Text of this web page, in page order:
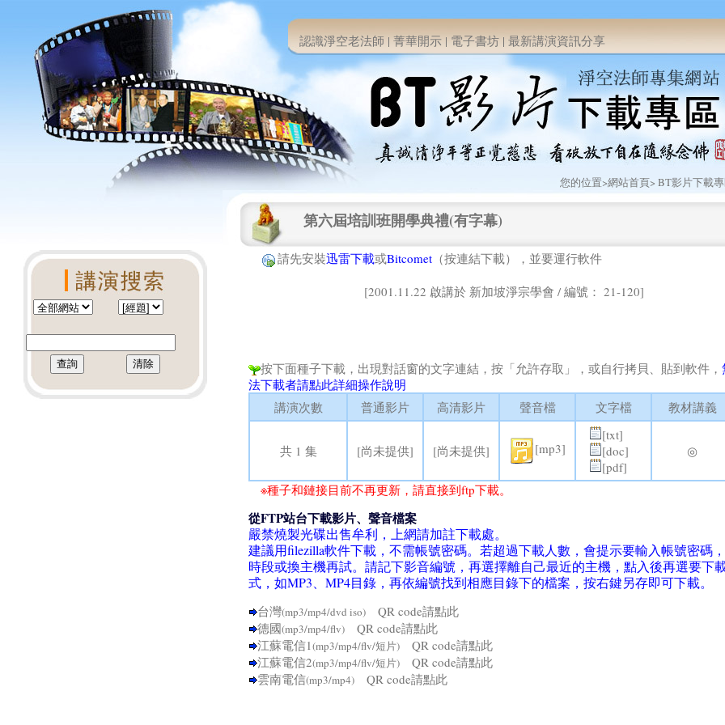
認識淨空老法師 | 菁華開示 | 電子書坊 | 最新講演資訊分享
您的位置>網站首頁> BT影片下載
第六屆培訓班開學典禮(有字幕)
請先安裝迅雷下載或Bitcomet （按連結下載），並要運行軟件
[2001.11.22 啟講於 新加坡淨宗學會 / 編號： 21-120]
按下面種子下載，出現對話窗的文字連結，按「允許存取」，或自行拷貝、貼到軟件，
法下載者請點此詳細操作說明
講演次數
普通影片 高清影片 聲音檔 文字檔 教材講義
共 1 集 [尚未提供] [尚未提供] [mp3]
[txt]
[doc]
[pdf]
◎
※種子和鏈接目前不再更新，請直接到ftp下載。
從FTP站台下載影片、聲音檔案
嚴禁燒製光碟出售牟利，上網請加註下載處。
建議用filezilla軟件下載，不需帳號密碼。若超過下載人數，會提示要輸入帳號密碼
時段或換主機再試。請記下影音編號，再選擇離自己最近的主機，點入後再選要下
式，如MP3、MP4目錄，再依編號找到相應目錄下的檔案，按右鍵另存即可下載。
台灣(mp3/mp4/dvd iso) QR code請點此
德國(mp3/mp4/flv) QR code請點此
江蘇電信1(mp3/mp4/flv/短片) QR code請點此
江蘇電信2(mp3/mp4/flv/短片) QR code請點此
雲南電信(mp3/mp4) QR code請點此